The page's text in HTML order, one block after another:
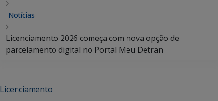
Notícias
Licenciamento 2026 começa com nova opção de
parcelamento digital no Portal Meu Detran
Licenciamento